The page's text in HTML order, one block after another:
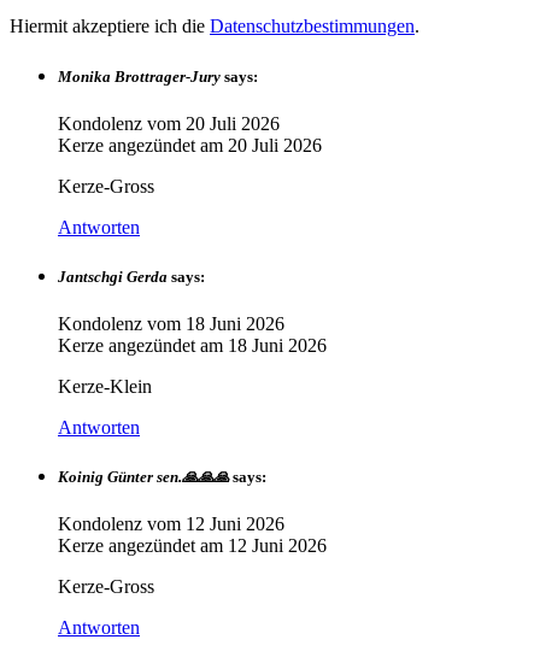
Hiermit akzeptiere ich die Datenschutzbestimmungen.
Monika Brottrager-Jury says:
Kondolenz vom 20 Juli 2026
Kerze angezündet am 20 Juli 2026
Kerze-Gross
Antworten
Jantschgi Gerda says:
Kondolenz vom 18 Juni 2026
Kerze angezündet am 18 Juni 2026
Kerze-Klein
Antworten
Koinig Günter sen.🙏🙏🙏 says:
Kondolenz vom 12 Juni 2026
Kerze angezündet am 12 Juni 2026
Kerze-Gross
Antworten